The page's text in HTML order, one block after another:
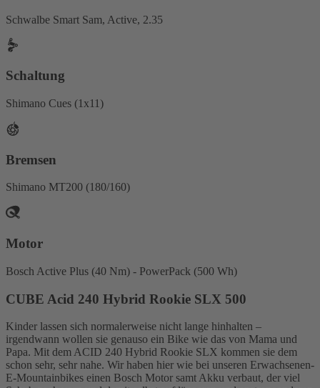
Schwalbe Smart Sam, Active, 2.35
Schaltung
Shimano Cues (1x11)
Bremsen
Shimano MT200 (180/160)
Motor
Bosch Active Plus (40 Nm) - PowerPack (500 Wh)
CUBE Acid 240 Hybrid Rookie SLX 500
Kinder lassen sich normalerweise nicht lange hinhalten –
irgendwann wollen sie genauso ein Bike wie das von Mama und
Papa. Mit dem ACID 240 Hybrid Rookie SLX kommen sie dem
schon sehr, sehr nahe. Wir haben hier wie bei unseren Erwachsenen-
E-Mountainbikes einen Bosch Motor samt Akku verbaut, der viel